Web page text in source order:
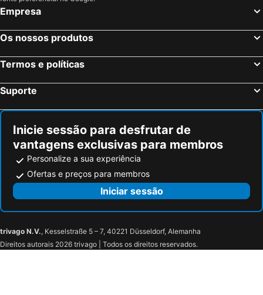
Empresa
Os nossos produtos
Termos e políticas
Suporte
Inicie sessão para desfrutar de
vantagens exclusivas para membros
Personalize a sua experiência
Ofertas e preços para membros
Iniciar sessão
trivago N.V., Kesselstraße 5 – 7, 40221 Düsseldorf, Alemanha
Direitos autorais 2026 trivago | Todos os direitos reservados.